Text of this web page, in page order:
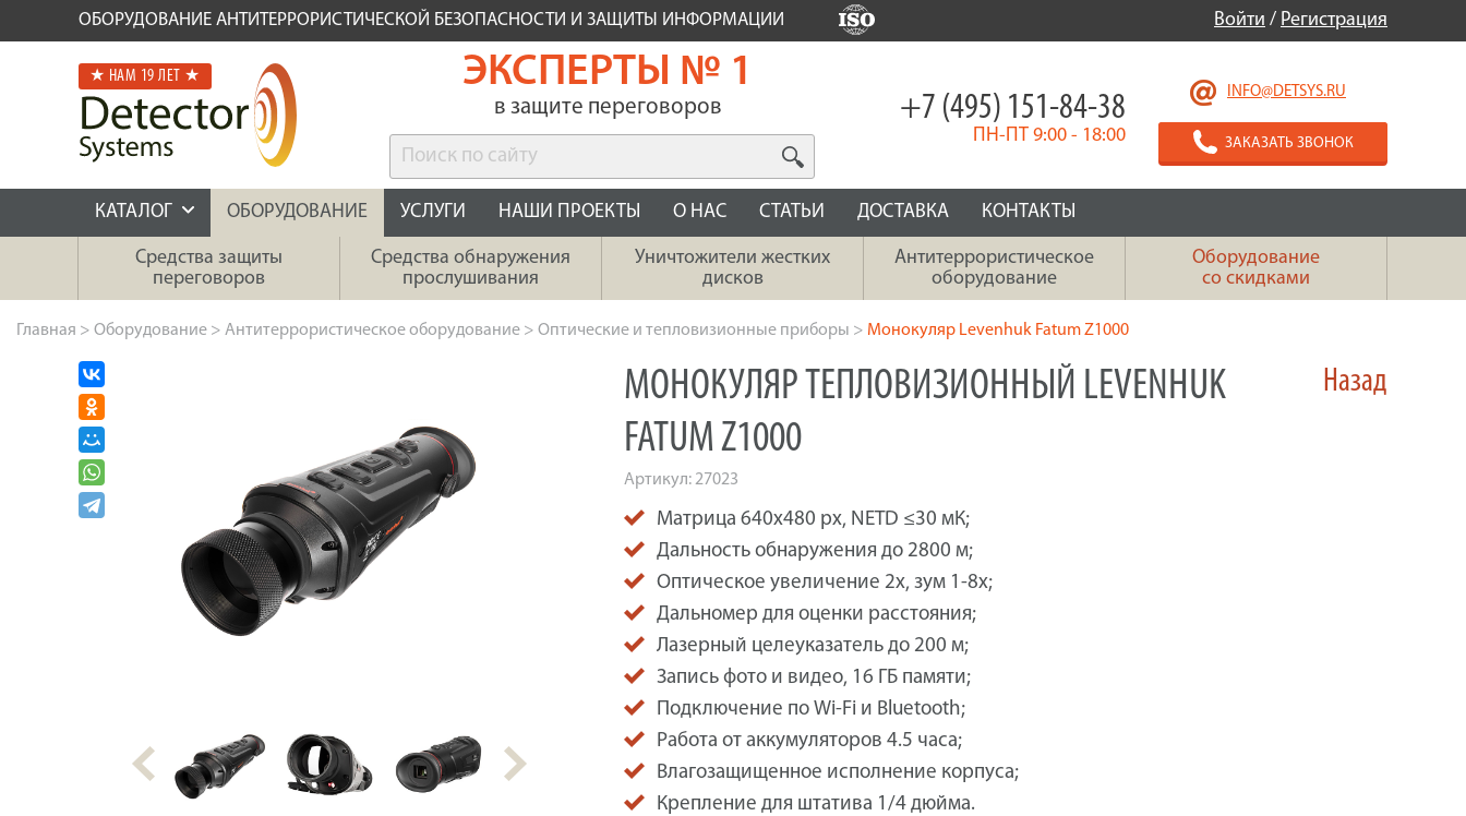
ОБОРУДОВАНИЕ АНТИТЕРРОРИСТИЧЕСКОЙ БЕЗОПАСНОСТИ И ЗАЩИТЫ ИНФОРМАЦИИ Войти / Регистрация
★ НАМ 19 ЛЕТ ★ ЭКСПЕРТЫ № 1
в защите переговоров
INFO@DETSYS.RU
ЗАКАЗАТЬ ЗВОНОК
+7 (495) 151-84-38
ПН-ПТ 9:00 - 18:00
КАТАЛОГ ОБОРУДОВАНИЕ УСЛУГИ НАШИ ПРОЕКТЫ О НАС СТАТЬИ ДОСТАВКА КОНТАКТЫ
Средства защиты
переговоров
Средства обнаружения
прослушивания
Уничтожители жестких
дисков
Антитеррористическое
оборудование
Оборудование
со скидками
Главная > Оборудование > Антитеррористическое оборудование > Оптические и тепловизионные приборы > Монокуляр Levenhuk Fatum Z1000
Назад
МОНОКУЛЯР ТЕПЛОВИЗИОННЫЙ LEVENHUK
FATUM Z1000
Артикул:27023
Матрица 640х480 px, NETD ≤30 мК;
Дальность обнаружения до 2800 м;
Оптическое увеличение 2х, зум 1-8х;
Дальномер для оценки расстояния;
Лазерный целеуказатель до 200 м;
Запись фото и видео, 16 ГБ памяти;
Подключение по Wi-Fi и Bluetooth;
Работа от аккумуляторов 4.5 часа;
Влагозащищенное исполнение корпуса;
Крепление для штатива 1/4 дюйма.